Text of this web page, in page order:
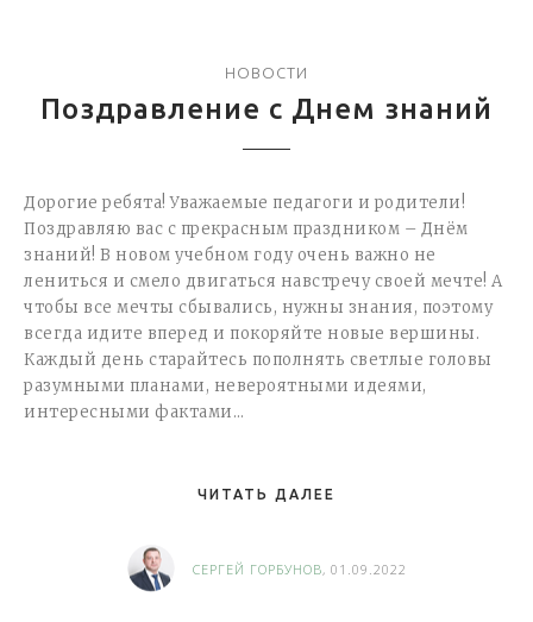
НОВОСТИ
Поздравление с Днем знаний
Дорогие ребята! Уважаемые педагоги и родители!
Поздравляю вас с прекрасным праздником – Днём
знаний! В новом учебном году очень важно не
лениться и смело двигаться навстречу своей мечте! А
чтобы все мечты сбывались, нужны знания, поэтому
всегда идите вперед и покоряйте новые вершины.
Каждый день старайтесь пополнять светлые головы
разумными планами, невероятными идеями,
интересными фактами…
ЧИТАТЬ ДАЛЕЕ
СЕРГЕЙ ГОРБУНОВ, 01.09.2022